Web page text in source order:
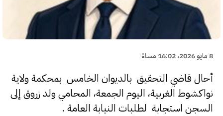
8 مايو 2026، 16:02 مساءً
أحال قاضي التحقيق بالديوان الخامس بمحكمة ولاية
نواكشوط الغربية، اليوم الجمعة، المحامي ولد زروق إلى
السجن استجابة لطلبات النيابة العامة .